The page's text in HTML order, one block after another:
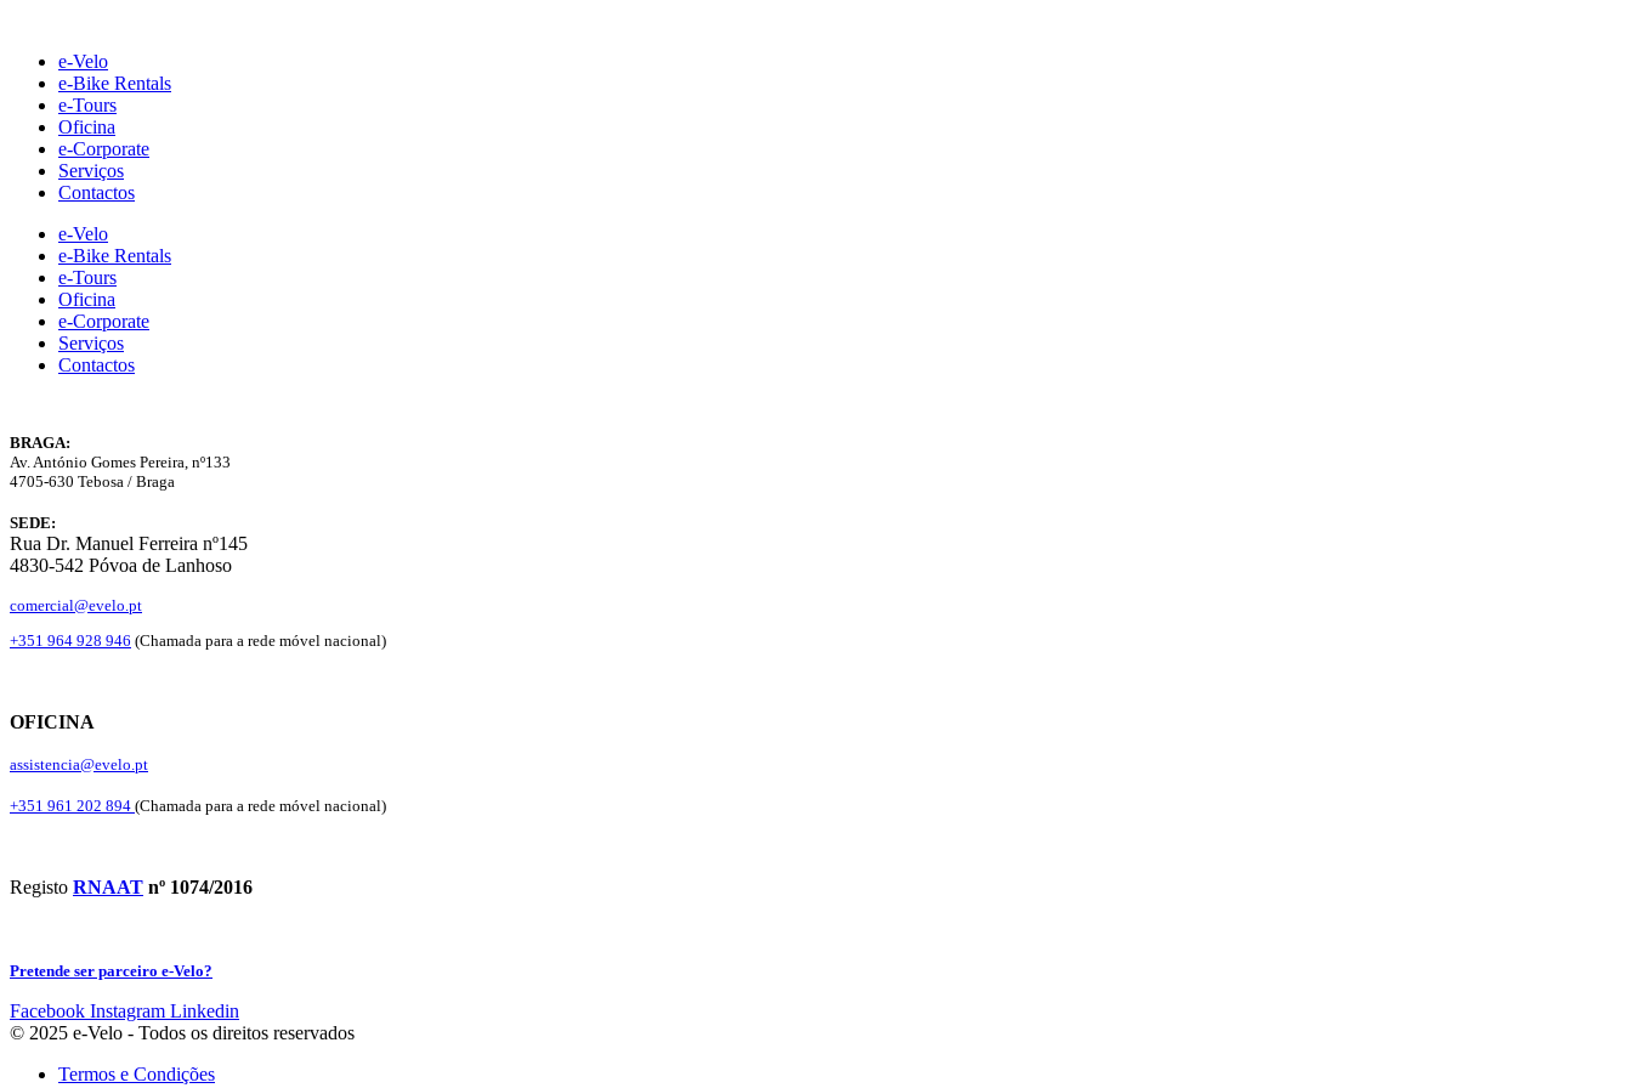
contente-Velo
e-Bike Rentals
e-Tours
Oficina
e-Corporate
Serviços
Contactos
e-Velo
e-Bike Rentals
e-Tours
Oficina
e-Corporate
Serviços
Contactos
BRAGA:
Av. António Gomes Pereira, nº133
4705-630 Tebosa / Braga
SEDE:
Rua Dr. Manuel Ferreira nº145
4830-542 Póvoa de Lanhoso
comercial@evelo.pt
+351 964 928 946 (Chamada para a rede móvel nacional)
OFICINA
assistencia@evelo.pt
+351 961 202 894 (Chamada para a rede móvel nacional)
Registo RNAAT nº 1074/2016
Pretende ser parceiro e-Velo?
Facebook Instagram Linkedin
© 2025 e-Velo - Todos os direitos reservados
Termos e Condições